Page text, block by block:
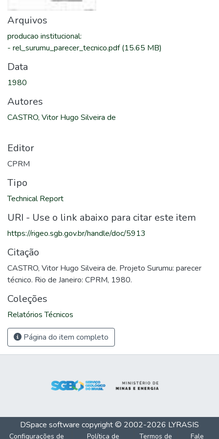
Arquivos
producao institucional:
- rel_surumu_parecer_tecnico.pdf(15.65 MB)
Data
1980
Autores
CASTRO, Vitor Hugo Silveira de
Editor
CPRM
Tipo
Technical Report
URI - Use o link abaixo para citar este item
https://rigeo.sgb.gov.br/handle/doc/5913
Citação
CASTRO, Vitor Hugo Silveira de. Projeto Surumu: parecer
técnico. Rio de Janeiro: CPRM, 1980.
Coleções
Relatórios Técnicos
Página do item completo
DSpace software copyright © 2002-2026 LYRASIS
Configurações de Política de Termos de Fale